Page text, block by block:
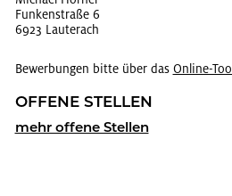
Fun­ken­stra­ße 6
6923 Lau­ter­ach
Bewerbungen bitte über das On­line-Tool
OF­FE­NE STEL­LEN
mehr of­fe­ne Stel­len